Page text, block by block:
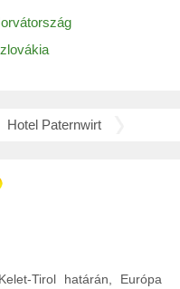
Hotel Paternwirt
Tirol határán, Európa